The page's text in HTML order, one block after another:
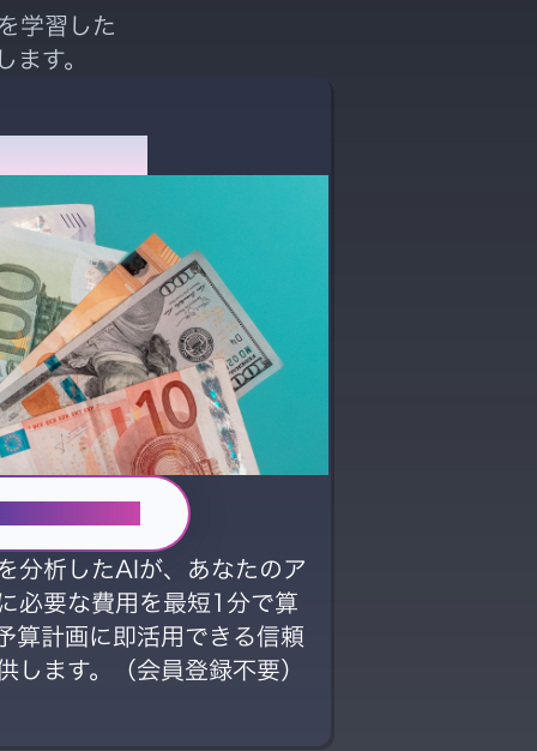
学習した
す。
成を始める
分析したAIが、あなたのア
必要な費用を最短1分で算
算計画に即活用できる信頼
ます。（会員登録不要）